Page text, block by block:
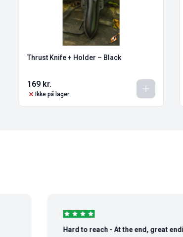
Thrust Knife + Holder – Black
169 kr.
Ikke på lager
Hard to reach - At the end, great ending story